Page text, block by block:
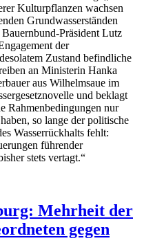
Kulturpflanzen wachsen
Grundwasserständen
Präsident Lutz
der
Zustand befindliche
an Ministerin Hanka
aus Wilhelmsaue im
und beklagt
Rahmenbedingungen nur
so lange der politische
Wasserrückhalts fehlt:
führender
stets vertagt.“
Mehrheit der
gegen